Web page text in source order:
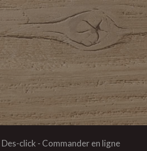
Des-click - Commander en ligne